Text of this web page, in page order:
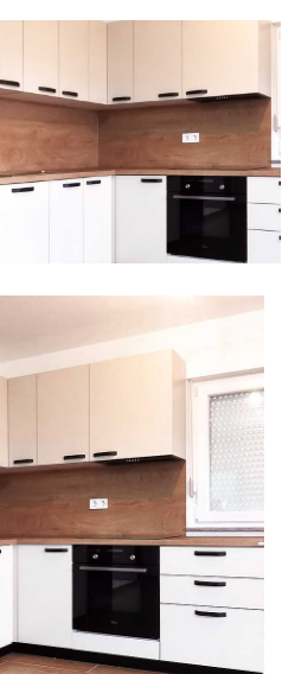
Alati i
pribor okućnica odjeća
Građevinski VodomaterijalVrata i
roba
namještaj